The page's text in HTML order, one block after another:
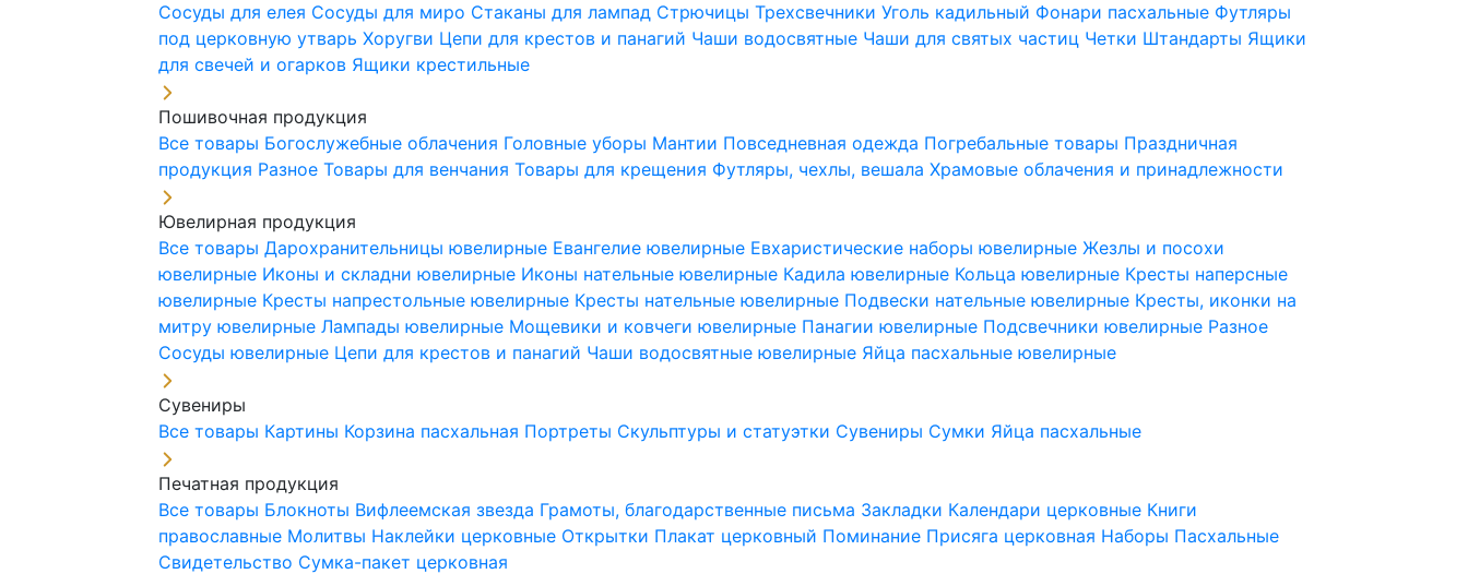
Сосуды для елея Сосуды для миро Стаканы для лампад СтрючицыТрехсвечникиУголь кадильный Фонари пасхальные Футляры
под церковную утварьХоругви Цепи для крестов и панагий Чаши водосвятные Чаши для святых частиц Четки Штандарты Ящики
для свечей и огарков Ящики крестильные
Пошивочная продукция
Все товары Богослужебные облачения Головные уборы Мантии Повседневная одежда Погребальные товары Праздничная
продукция РазноеТовары для венчанияТовары для крещения Футляры, чехлы, вешалаХрамовые облачения и принадлежности
Ювелирная продукция
Все товарыДарохранительницы ювелирные Евангелие ювелирные Евхаристические наборы ювелирныеЖезлы и посохи
ювелирные Иконы и складни ювелирные Иконы нательные ювелирные Кадила ювелирные Кольца ювелирные Кресты наперсные
ювелирные Кресты напрестольные ювелирные Кресты нательные ювелирные Подвески нательные ювелирные Кресты, иконки на
митру ювелирныеЛампады ювелирные Мощевики и ковчеги ювелирные Панагии ювелирные Подсвечники ювелирные Разное
Сосуды ювелирные Цепи для крестов и панагий Чаши водосвятные ювелирные Яйца пасхальные ювелирные
Сувениры
Все товары Картины Корзина пасхальная Портреты Скульптуры и статуэтки Сувениры Сумки Яйца пасхальные
Печатная продукция
Все товары Блокноты Вифлеемская звезда Грамоты, благодарственные письма Закладки Календари церковные Книги
православные Молитвы Наклейки церковные Открытки Плакат церковный Поминание Присяга церковная Наборы Пасхальные
Свидетельство Сумка-пакет церковная